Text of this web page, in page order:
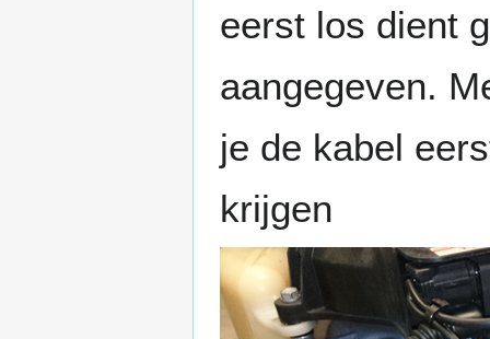
eerst los dient
aangegeven.
je de kabel
krijgen